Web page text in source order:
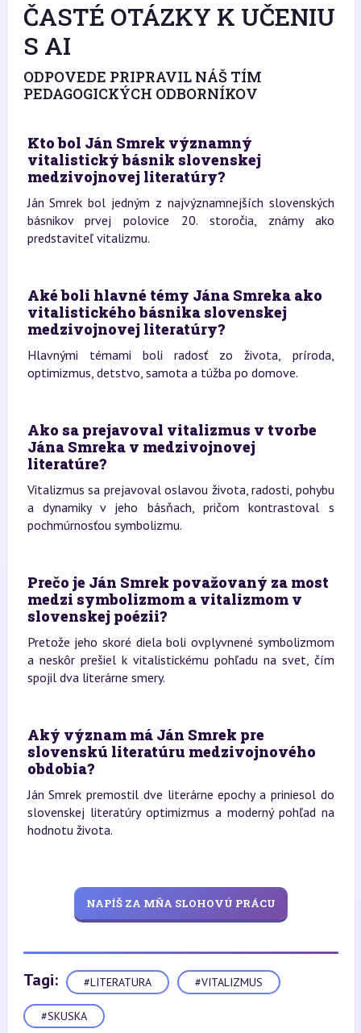
ČASTÉ OTÁZKY K UČENIU
S AI
ODPOVEDE PRIPRAVIL NÁŠ TÍM
PEDAGOGICKÝCH ODBORNÍKOV
Kto bol Ján Smrek významný
vitalistický básnik slovenskej
medzivojnovej literatúry?
Ján Smrek bol jedným z najvýznamnejších slovenských
básnikov prvej polovice 20. storočia, známy ako
predstaviteľ vitalizmu.
Aké boli hlavné témy Jána Smreka ako
vitalistického básnika slovenskej
medzivojnovej literatúry?
Hlavnými témami boli radosť zo života, príroda,
optimizmus, detstvo, samota a túžba po domove.
Ako sa prejavoval vitalizmus v tvorbe
Jána Smreka v medzivojnovej
literatúre?
Vitalizmus sa prejavoval oslavou života, radosti, pohybu
a dynamiky v jeho básňach, pričom kontrastoval s
pochmúrnosťou symbolizmu.
Prečo je Ján Smrek považovaný za most
medzi symbolizmom a vitalizmom v
slovenskej poézii?
Pretože jeho skoré diela boli ovplyvnené symbolizmom
a neskôr prešiel k vitalistickému pohľadu na svet, čím
spojil dva literárne smery.
Aký význam má Ján Smrek pre
slovenskú literatúru medzivojnového
obdobia?
Ján Smrek premostil dve literárne epochy a priniesol do
slovenskej literatúry optimizmus a moderný pohľad na
hodnotu života.
NAPÍŠ ZA MŇA SLOHOVÚ PRÁCU
Tagi: #LITERATURA #VITALIZMUS
#SKUSKA